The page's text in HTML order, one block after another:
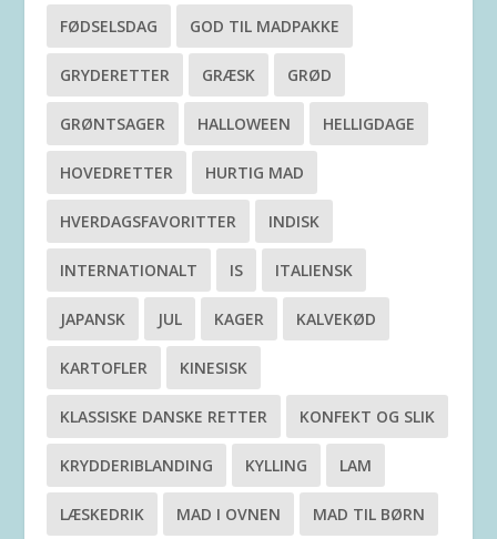
FØDSELSDAG GOD TIL MADPAKKE
GRYDERETTER GRÆSK GRØD
GRØNTSAGER HALLOWEEN HELLIGDAGE
HOVEDRETTER HURTIG MAD
HVERDAGSFAVORITTER INDISK
INTERNATIONALT IS ITALIENSK
JAPANSK JUL KAGER KALVEKØD
KARTOFLER KINESISK
KLASSISKE DANSKE RETTER KONFEKT OG SLIK
KRYDDERIBLANDING KYLLING LAM
LÆSKEDRIK MAD I OVNEN MAD TIL BØRN